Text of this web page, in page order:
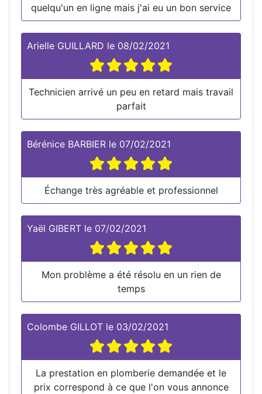
quelqu'un en ligne mais j'ai eu un bon service
Arielle GUILLARD le 08/02/2021
Technicien arrivé un peu en retard mais travail
parfait
Bérénice BARBIER le 07/02/2021
Échange très agréable et professionnel
Yaël GIBERT le 07/02/2021
Mon problème a été résolu en un rien de
temps
Colombe GILLOT le 03/02/2021
La prestation en plomberie demandée et le
prix correspond à ce que l'on vous annonce